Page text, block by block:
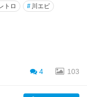
トロ # 川エビ
4 103